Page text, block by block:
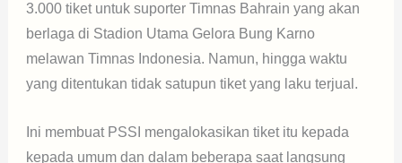
3.000 tiket untuk suporter Timnas Bahrain yang akan
berlaga di Stadion Utama Gelora Bung Karno
melawan Timnas Indonesia. Namun, hingga waktu
yang ditentukan tidak satupun tiket yang laku terjual.
Ini membuat PSSI mengalokasikan tiket itu kepada
kepada umum dan dalam beberapa saat langsung